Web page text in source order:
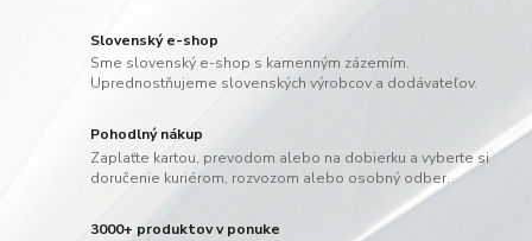
Slovenský e-shop
Sme slovenský e-shop s kamenným zázemím.
Uprednostňujeme slovenských výrobcov a dodávateľov.
Pohodlný nákup
Zaplaťte kartou, prevodom alebo na dobierku a vyberte si
doručenie kuriérom, rozvozom alebo osobný odber.
3000+ produktov v ponuke